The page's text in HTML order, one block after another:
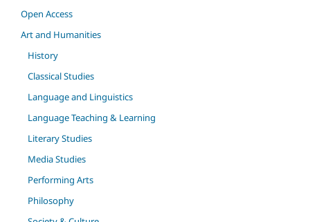
Open Access
Art and Humanities
History
Classical Studies
Language and Linguistics
Language Teaching & Learning
Literary Studies
Media Studies
Performing Arts
Philosophy